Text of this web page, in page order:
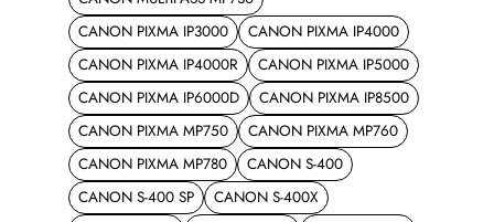
CANON PIXMA IP3000
CANON PIXMA IP4000
CANON PIXMA IP4000R
CANON PIXMA IP5000
CANON PIXMA IP6000D
CANON PIXMA IP8500
CANON PIXMA MP750
CANON PIXMA MP760
CANON PIXMA MP780
CANON S-400
CANON S-400 SP
CANON S-400X